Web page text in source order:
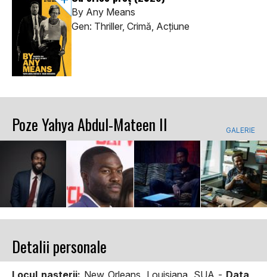
By Any Means
Gen: Thriller, Crimă, Acţiune
Poze Yahya Abdul-Mateen II GALERIE
Detalii personale
Locul naşterii: New Orleans, Louisiana, SUA - Data